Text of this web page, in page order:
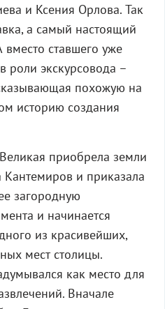
и Ксения Орлова. Так
а самый настоящий
ставшего уже
роли экскурсовода –
похожую на
историю создания
приобрела земли
Кантемиров и приказала
загородную
и начинается
из красивейших,
мест столицы.
как место для
Вначале